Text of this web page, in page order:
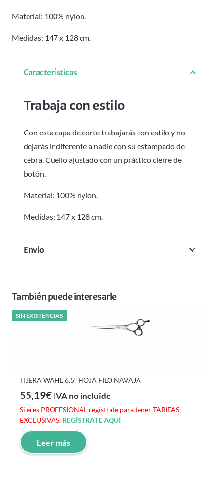
Material: 100% nylon.
Medidas: 147 x 128 cm.
Características
Trabaja con estilo
Con esta capa de corte trabajarás con estilo y no
dejarás indiferente a nadie con su estampado de
cebra. Cuello ajustado con un práctico cierre de
botón.
Material: 100% nylon.
Medidas: 147 x 128 cm.
Envio
También puede interesarle
SIN EXISTENCIAS
TIJERA WAHL 6.5″ HOJA FILO NAVAJA
55,19€ IVA no incluido
Si eres PROFESIONAL regístrate para tener TARIFAS
EXCLUSIVAS. REGÍSTRATE AQUÍ
Leer más